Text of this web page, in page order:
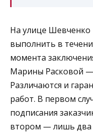
На улице
выполнить в
момента
Марины Расковой —
Различаются и
работ. В первом
подписания
втором — лишь два